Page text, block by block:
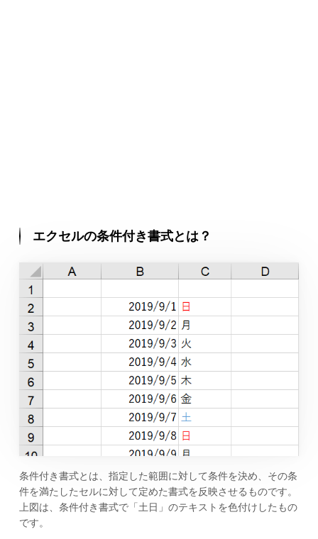
エクセルの条件付き書式とは？
条件付き書式とは、指定した範囲に対して条件を決め、その条
件を満たしたセルに対して定めた書式を反映させるものです。
上図は、条件付き書式で「土日」のテキストを色付けしたもの
です。